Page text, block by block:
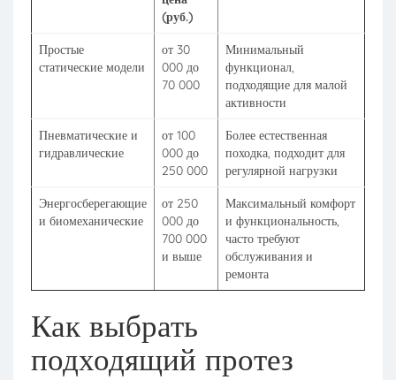
(руб.)
Простые
статические модели
от 30
000 до
70 000
Минимальный
функционал,
подходящие для малой
активности
Пневматические и
гидравлические
от 100
000 до
250 000
Более естественная
походка, подходит для
регулярной нагрузки
Энергосберегающие
и биомеханические
от 250
000 до
700 000
и выше
Максимальный комфорт
и функциональность,
часто требуют
обслуживания и
ремонта
Как выбрать
подходящий протез